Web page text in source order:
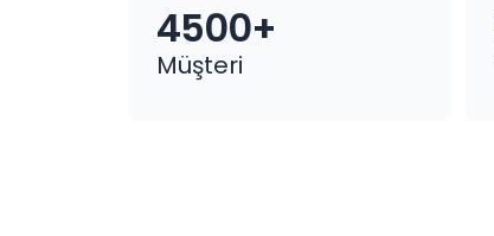
4500+
Müşteri